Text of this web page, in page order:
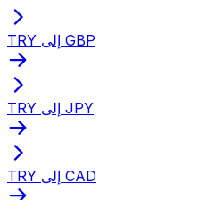
TRY إلى GBP
TRY إلى JPY
TRY إلى CAD